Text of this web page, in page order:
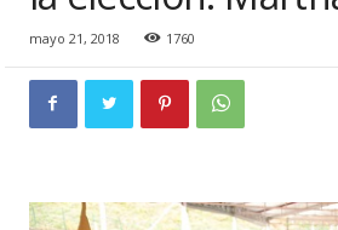
mayo 21, 2018 1760